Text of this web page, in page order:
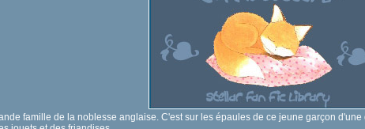
famille de la noblesse anglaise. C'est sur les épaules de ce jeune garçon